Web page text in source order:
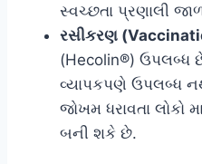
સ્વચ્છતા પ્રણાલી
રસીકરણ
(Hecolin®) ઉપલબ્ધ
વ્યાપકપણે ઉપલબ્ધ
જોખમ ધરાવતા લોકો
બની શકે છે.